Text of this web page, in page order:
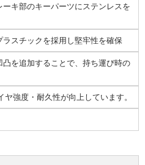
キ部のキーパーツにステンレスを
スチックを採用し堅牢性を確保
を追加することで、持ち運び時の
強度・耐久性が向上しています。